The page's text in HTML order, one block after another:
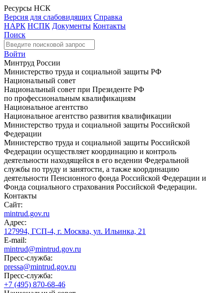
Ресурсы НСК
Версия для слабовидящих Справка
НАРК НСПК Документы Контакты
Поиск
Войти
Минтруд России
Министерство труда и социальной защиты РФ
Национальный совет
Национальный совет при Президенте РФ
по профессиональным квалификациям
Национальное агентство
Национальное агентство развития квалификации
Министерство труда и социальной защиты Российской
Федерации
Министерство труда и социальной защиты Российской
Федерации осуществляет координацию и контроль
деятельности находящейся в его ведении Федеральной
службы по труду и занятости, а также координацию
деятельности Пенсионного фонда Российской Федерации и
Фонда социального страхования Российской Федерации.
Контакты
Сайт:
mintrud.gov.ru
Адрес:
127994, ГСП-4, г. Москва, ул. Ильинка, 21
E-mail:
mintrud@mintrud.gov.ru
Пресс-служба:
pressa@mintrud.gov.ru
Пресс-служба:
+7 (495) 870-68-46